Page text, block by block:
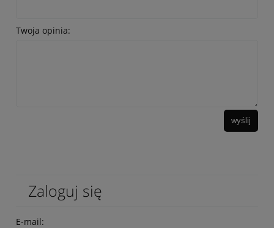
Twoja opinia:
wyślij
Zaloguj się
E-mail: